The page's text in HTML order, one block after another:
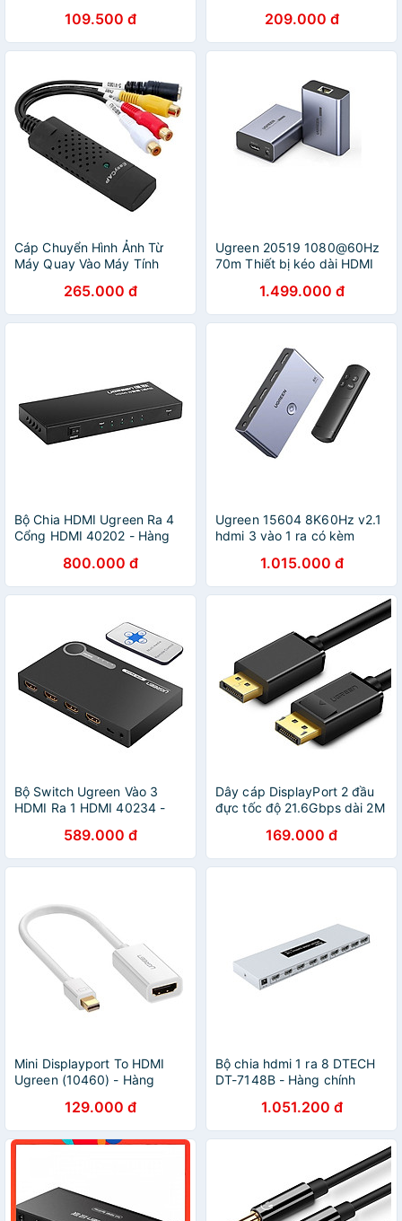
109.500 đ 209.000 đ
Cáp Chuyển Hình Ảnh Từ
Máy Quay Vào Máy Tính
265.000 đ
Ugreen 20519 1080@60Hz
70m Thiết bị kéo dài HDMI
Ugreen CM455 - Hàng
Chính Hãng
1.499.000 đ
Bộ Chia HDMI Ugreen Ra 4
Cổng HDMI 40202 - Hàng
800.000 đ
Ugreen 15604 8K60Hz v2.1
hdmi 3 vào 1 ra có kèm
cao 4K120Hz có cáp nguồn
USB-A to C dài 1.5M Bộ gộp
HDMI CM624 20015604 -
1.015.000 đ
Bộ Switch Ugreen Vào 3
HDMI Ra 1 HDMI 40234 -
589.000 đ
Dây cáp DisplayPort 2 đầu
đực tốc độ 21.6Gbps dài 2M
Hàng Chính Hãng
169.000 đ
Mini Displayport To HDMI
Ugreen (10460) - Hàng
129.000 đ
Bộ chia hdmi 1 ra 8 DTECH
DT-7148B - Hàng chính
1.051.200 đ